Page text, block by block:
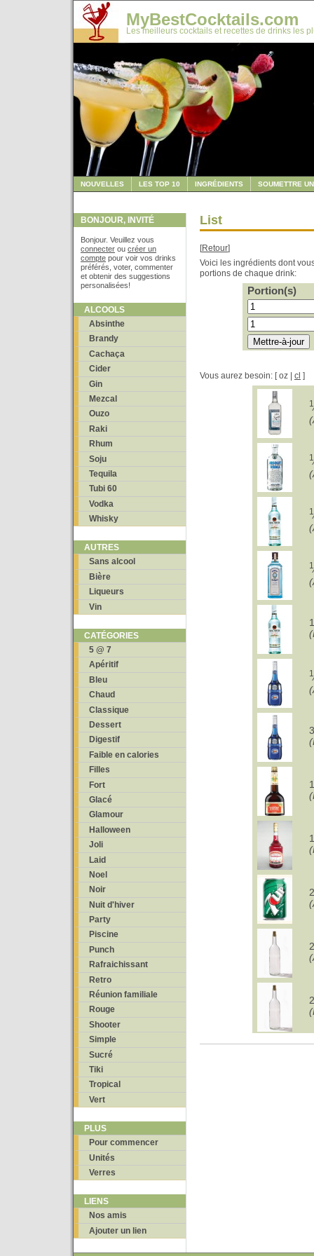
MyBestCocktails.com
Les meilleurs cocktails et recettes de drinks les
NOUVELLES LES TOP 10 INGRÉDIENTS SOUMETTRE
BONJOUR, INVITÉ
Bonjour. Veuillez vous
connecter ou créer un
compte pour voir vos drinks
préférés, voter, commenter
et obtenir des suggestions
personalisées!
ALCOOLS
Absinthe
Brandy
Cachaça
Cider
Gin
Mezcal
Ouzo
Raki
Rhum
Soju
Tequila
Tubi 60
Vodka
Whisky
AUTRES
Sans alcool
Bière
Liqueurs
Vin
CATÉGORIES
5 @ 7
Apéritif
Bleu
Chaud
Classique
Dessert
Digestif
Faible en calories
Filles
Fort
Glacé
Glamour
Halloween
Joli
Laid
Noel
Noir
Nuit d'hiver
Party
Piscine
Punch
Rafraichissant
Retro
Réunion familiale
Rouge
Shooter
Simple
Sucré
Tiki
Tropical
Vert
PLUS
Pour commencer
Unités
Verres
LIENS
Nos amis
Ajouter un lien
List
[Retour]
Voici les ingrédients dont
portions de chaque drink:
Portion(s)
Vous aurez besoin: [ oz | cl ]
1
1
1
1
1